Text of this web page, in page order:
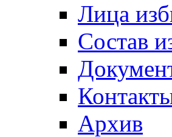
Лица
Состав
Архив